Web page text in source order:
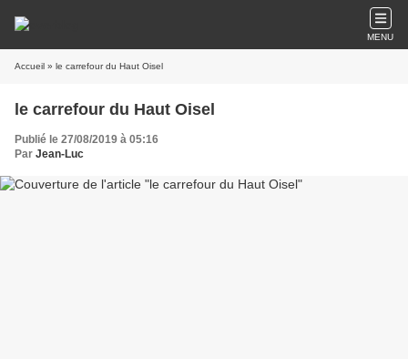
MENU
Accueil » le carrefour du Haut Oisel
le carrefour du Haut Oisel
Publié le 27/08/2019 à 05:16
Par Jean-Luc